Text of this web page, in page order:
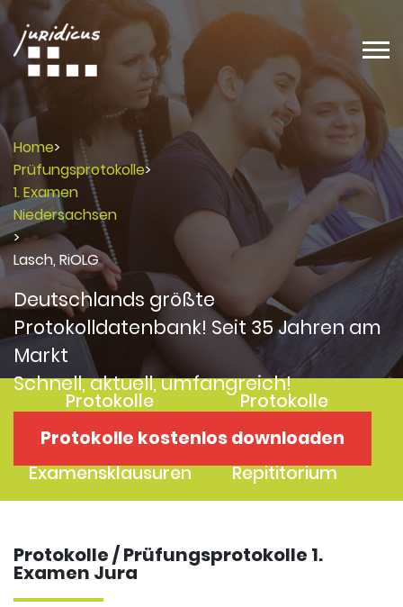
Home>
Prüfungsprotokolle>
1. Examen
Niedersachsen
>
Lasch, RiOLG
Deutschlands größte
Protokolldatenbank! Seit 35 Jahren am
Markt
Schnell, aktuell, umfangreich!
Protokolle kostenlos downloaden
Protokolle
Protokolle
Examensklausuren
Repititorium
Protokolle / Prüfungsprotokolle 1.
Examen Jura